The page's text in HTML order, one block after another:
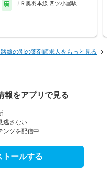
ＪＲ奥羽本線 四ツ小屋駅
線の別の薬剤師求人をもっと見る
報をアプリで見る
逃さない
ンツを配信中
トールする